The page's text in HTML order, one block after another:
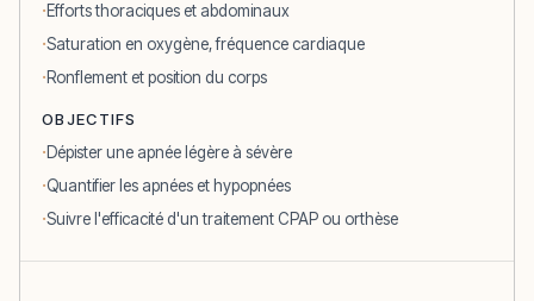
Efforts thoraciques et abdominaux
Saturation en oxygène, fréquence cardiaque
Ronflement et position du corps
OBJECTIFS
Dépister une apnée légère à sévère
Quantifier les apnées et hypopnées
Suivre l'efficacité d'un traitement CPAP ou orthèse